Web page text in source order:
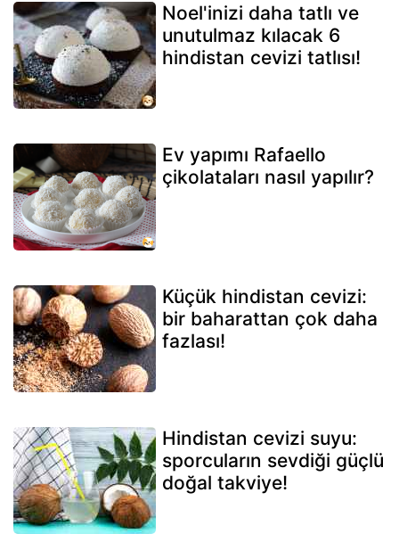
Noel'inizi daha tatlı ve
unutulmaz kılacak 6
hindistan cevizi tatlısı!
Ev yapımı Rafaello
çikolataları nasıl yapılır?
Küçük hindistan cevizi:
bir baharattan çok daha
fazlası!
Hindistan cevizi suyu:
sporcuların sevdiği güçlü
doğal takviye!